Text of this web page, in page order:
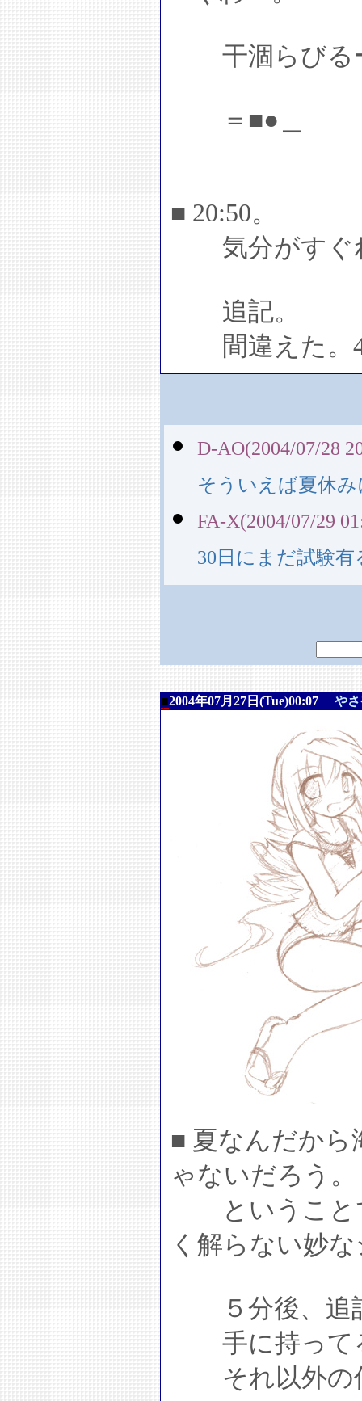
干涸らびる
＝■●＿
■ 20:50。
気分がすぐ
追記。
間違えた。
D-AO(2004/07/28
そういえば夏休
FA-X(2004/07/29
30日にまだ試験
■2004年07月27日(Tue)00:07 や
■ 夏なんだから
ゃないだろう。
ということ
く解らない妙
５分後、追
手に持って
それ以外の